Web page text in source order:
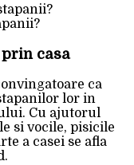
casa
ca
lor in
Cu ajutorul
si vocile, pisicile
a casei se afla